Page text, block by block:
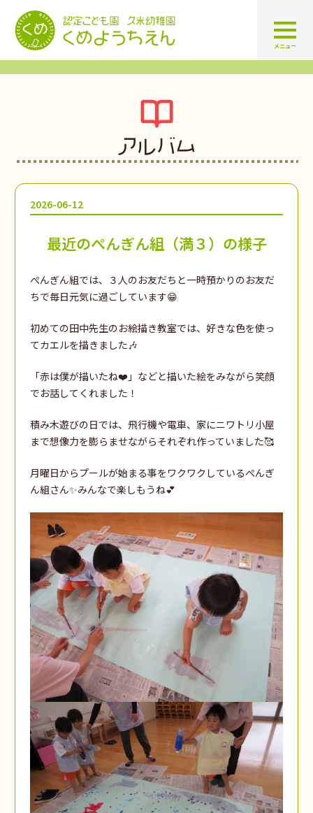
認定こども園 学校法人久米幼
メニュー
アルバム
2026-06-12
最近のぺんぎん組（満３）の様子
ぺんぎん組では、３人のお友だちと一時預かりのお友だ
ちで毎日元気に過ごしています😁
初めての田中先生のお絵描き教室では、好きな色を使っ
てカエルを描きました🎶
「赤は僕が描いたね❤️」などと描いた絵をみながら笑顔
でお話してくれました！
積み木遊びの日では、飛行機や電車、家にニワトリ小屋
まで想像力を膨らませながらそれぞれ作っていました🥰
月曜日からプールが始まる事をワクワクしているぺんぎ
ん組さん✨みんなで楽しもうね💕